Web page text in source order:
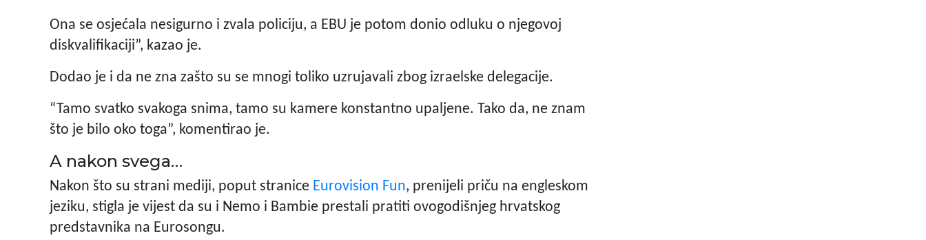
Ona se osjećala nesigurno i zvala policiju, a EBU je potom donio odluku o njegovoj
diskvalifikaciji”, kazao je.
Dodao je i da ne zna zašto su se mnogi toliko uzrujavali zbog izraelske delegacije.
“Tamo svatko svakoga snima, tamo su kamere konstantno upaljene. Tako da, ne znam
što je bilo oko toga”, komentirao je.
A nakon svega…
Nakon što su strani mediji, poput stranice Eurovision Fun, prenijeli priču na engleskom
jeziku, stigla je vijest da su i Nemo i Bambie prestali pratiti ovogodišnjeg hrvatskog
predstavnika na Eurosongu.